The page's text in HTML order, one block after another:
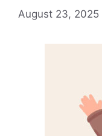
August 23, 2025